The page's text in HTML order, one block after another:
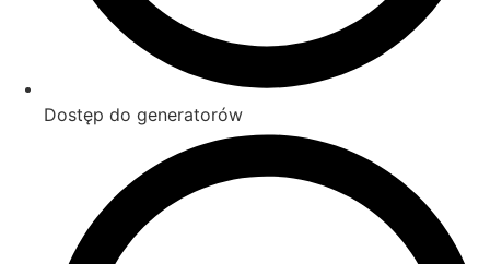
Dostęp do generatorów